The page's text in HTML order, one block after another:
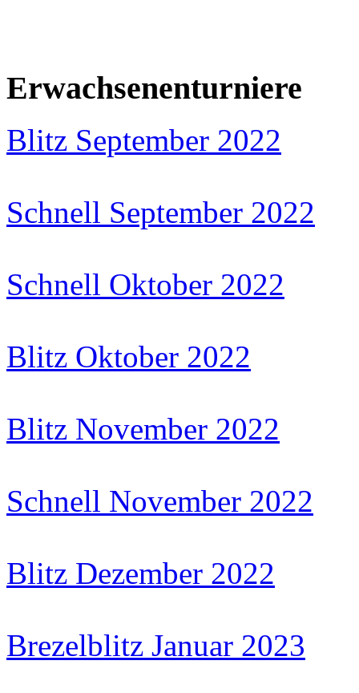
Erwachsenenturniere
Blitz September 2022
Schnell September 2022
Schnell Oktober 2022
Blitz Oktober 2022
Blitz November 2022
Schnell November 2022
Blitz Dezember 2022
Brezelblitz Januar 2023